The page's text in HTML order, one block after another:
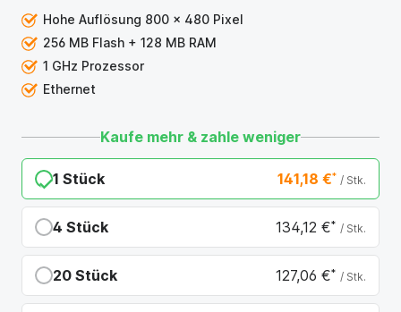
Hohe Auflösung 800 x 480 Pixel
256 MB Flash + 128 MB RAM
1 GHz Prozessor
Ethernet
Kaufe mehr & zahle weniger
1 Stück 141,18 €* / Stk.
4 Stück 134,12 €* / Stk.
20 Stück 127,06 €* / Stk.